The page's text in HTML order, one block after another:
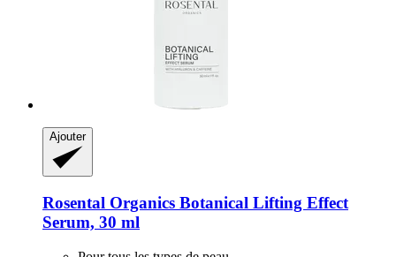
Ajouter
Rosental Organics Botanical Lifting Effect
Serum, 30 ml